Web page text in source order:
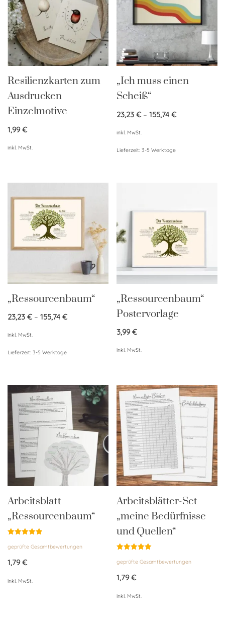
Resilienzkarten zum
Ausdrucken
Einzelmotive
1,99€
inkl. MwSt.
„Ich muss einen
Scheiß“
23,23€ –155,74€
inkl. MwSt.
Lieferzeit:3-5 Werktage
„Ressourcenbaum“
23,23 € – 155,74 €
inkl. MwSt.
Lieferzeit: 3-5 Werktage
„Ressourcenbaum“
Postervorlage
3,99€
inkl. MwSt.
Arbeitsblatt
„Ressourcenbaum“
mit
von 5
geprüfte Gesamtbewertungen
1,79€
inkl. MwSt.
Arbeitsblätter-Set
„meine Bedürfnisse
und Quellen“
mit
von 5
geprüfte Gesamtbewertungen
1,79€
inkl. MwSt.